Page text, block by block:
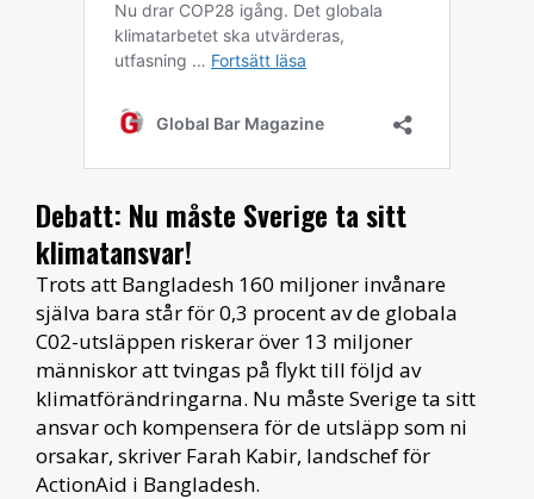
Debatt: Nu måste Sverige ta sitt
klimatansvar!
Trots att Bangladesh 160 miljoner invånare
själva bara står för 0,3 procent av de globala
C02-utsläppen riskerar över 13 miljoner
människor att tvingas på flykt till följd av
klimatförändringarna. Nu måste Sverige ta sitt
ansvar och kompensera för de utsläpp som ni
orsakar, skriver Farah Kabir, landschef för
ActionAid i Bangladesh.